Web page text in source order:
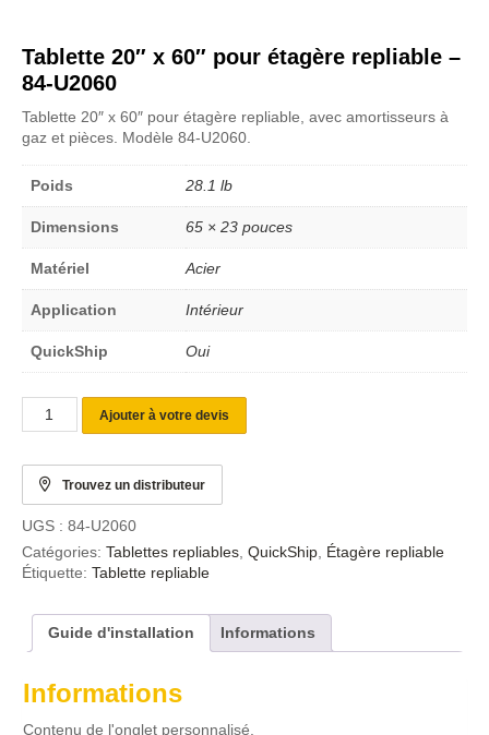
Tablette 20″ x 60″ pour étagère repliable –
84-U2060
Tablette 20″ x 60″ pour étagère repliable, avec amortisseurs à
gaz et pièces. Modèle 84-U2060.
Poids 28.1 lb
Dimensions 65 × 23 pouces
Matériel Acier
Application Intérieur
QuickShip Oui
Ajouter à votre devis
Trouvez un distributeur
UGS : 84-U2060
Catégories: Tablettes repliables, QuickShip, Étagère repliable
Étiquette: Tablette repliable
Guide d'installation Informations
Informations
Contenu de l'onglet personnalisé.